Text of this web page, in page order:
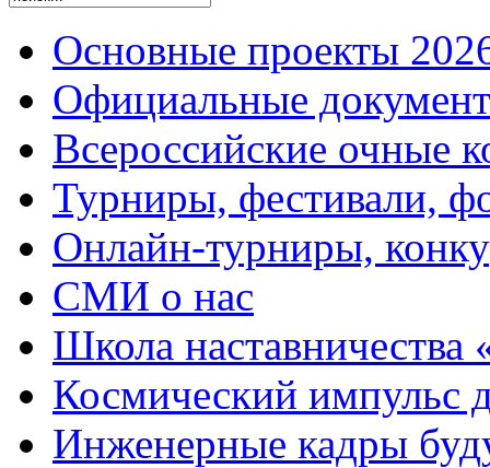
Основные проекты
Официальные
Всероссийские очные
Турниры, фестивали,
Онлайн-турниры,
СМИ о нас
Школа
Космический импульс
Инженерные кадры